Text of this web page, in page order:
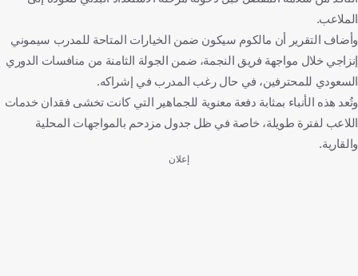
الملاعب.
وأضاف التقرير أن مالكوم سيكون ضمن الخيارات المتاحة للمدرب سيموني
إنزاجي خلال مواجهة فريق النجمة، ضمن الجولة الثامنة من منافسات الدوري
السعودي للمحترفين، في حال رغب المدرب في إشراكه.
وتُعد هذه الأنباء بمثابة دفعة معنوية للجماهير التي كانت تخشى فقدان خدمات
اللاعب لفترة طويلة، خاصة في ظل جدول مزدحم بالمواجهات المحلية
والقارية.
إعلان